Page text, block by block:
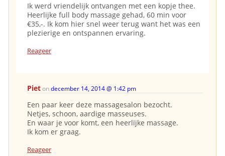
Ik werd vriendelijk ontvangen met een kopje thee.
Heerlijke full body massage gehad, 60 min voor
€35,-. Ik kom hier snel weer terug want het was een
plezierige en ontspannen ervaring.
Reageer
Pietondecember 14, 2014 @ 1:42 pm
Een paar keer deze massagesalon bezocht.
Netjes, schoon, aardige masseuses.
En waar je voor komt, een heerlijke massage.
Ik kom er graag.
Reageer